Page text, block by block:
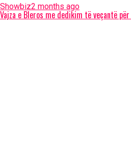
Showbiz2 months ago
Vajza e Bleros me dedikim të veçantë